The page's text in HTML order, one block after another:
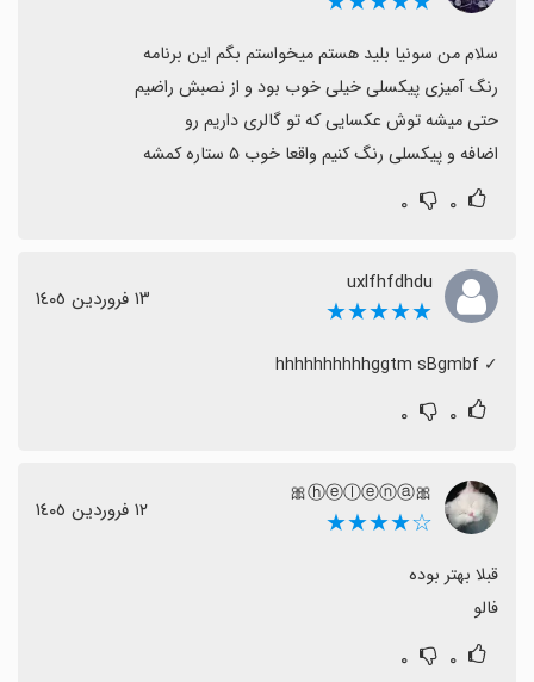
اضافه و پیکسلی رنگ کنیم واقعا خوب ۵ ستاره کمشه
۰ ۰
uxlfhfdhdu
★★★★★ ١٣ فروردین ١٤٠٥
‏✓ hhhhhhhhhhggtm sBgmbf
۰ ۰
🎀ⓗⓔⓛⓔⓝⓐ🎀
☆★★★★ ١٢ فروردین ١٤٠٥
فالو
۰ ۰